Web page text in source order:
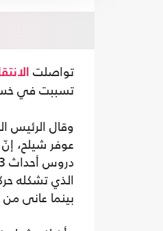
تواصلت
تسببت في
وقال الرئيس
عوفر شيلح،
الذي تشكله
بينما عانى من خسائر فادحة، 286 قتيلاً بين سبتمبر